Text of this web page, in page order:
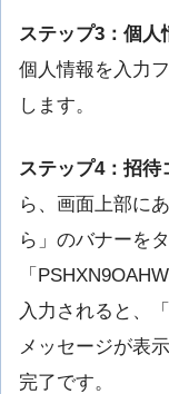
ステップ3：個人
個人情報を入力
します。
ステップ4：招待
ら、画面上部に
ら」のバナーを
「
入力されると、
メッセージが表
完了です。